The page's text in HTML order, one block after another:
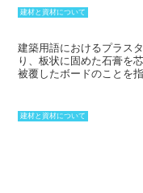
をビスで留め付けた上に
ディングの自重でビスが
あります。室内であれば
がることも起こります。
能性も考えた上で、修理
建材と資材について
建築用語におけるプラス
り、板状に固めた石膏を
被覆したボードのことを
貼り付け、ペンキを塗っ
り、石膏を主成分とした
ロマイトプラスターがあ
耐水プラスターボードを
ラスターボードが使われ
建材と資材について